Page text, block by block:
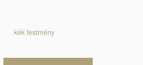
kék festmény